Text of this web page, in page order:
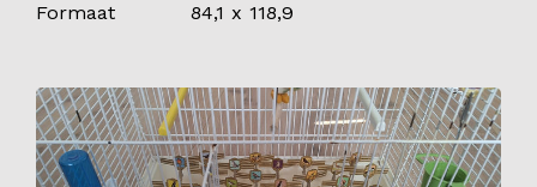
Formaat
84,1 x 118,9